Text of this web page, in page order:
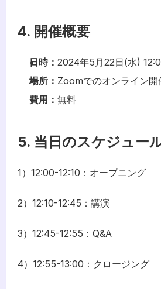
4. 開催概要
日時： 2024年5月22日(水)
場所： Zoomでのオンライン開
費用： 無料
5. 当日のスケジュー
1）12:00-12:10：オープニング
2）12:10-12:45：講演
3）12:45-12:55：Q&A
4）12:55-13:00：クロージング